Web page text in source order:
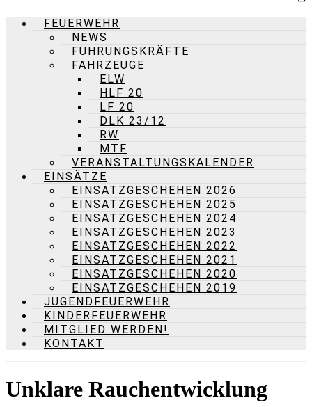
FEUERWEHR
NEWS
FÜHRUNGSKRÄFTE
FAHRZEUGE
ELW
HLF 20
LF 20
DLK 23/12
RW
MTF
VERANSTALTUNGSKALENDER
EINSÄTZE
EINSATZGESCHEHEN 2026
EINSATZGESCHEHEN 2025
EINSATZGESCHEHEN 2024
EINSATZGESCHEHEN 2023
EINSATZGESCHEHEN 2022
EINSATZGESCHEHEN 2021
EINSATZGESCHEHEN 2020
EINSATZGESCHEHEN 2019
JUGENDFEUERWEHR
KINDERFEUERWEHR
MITGLIED WERDEN!
KONTAKT
Unklare Rauchentwicklung